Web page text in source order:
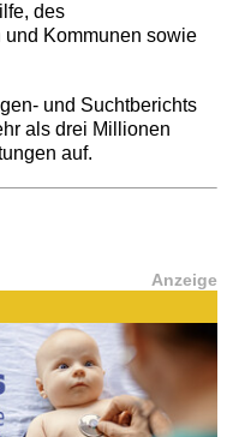
des
Kommunen sowie
und Suchtberichts
als drei Millionen
auf.
Anzeige